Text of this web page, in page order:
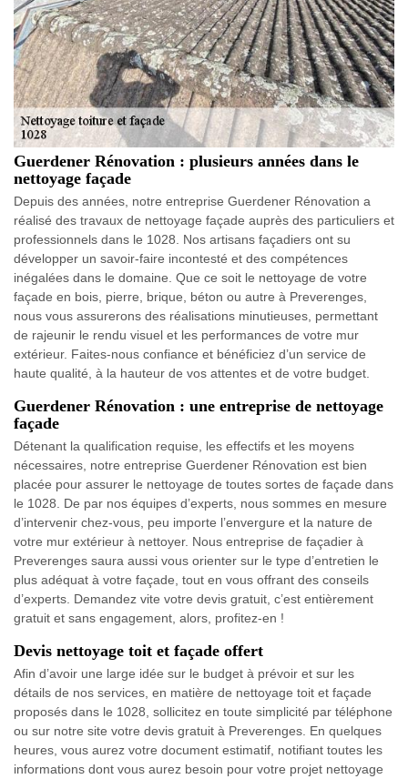
Guerdener Rénovation : plusieurs années dans le
nettoyage façade
Depuis des années, notre entreprise Guerdener Rénovation a
réalisé des travaux de nettoyage façade auprès des particuliers et
professionnels dans le 1028. Nos artisans façadiers ont su
développer un savoir-faire incontesté et des compétences
inégalées dans le domaine. Que ce soit le nettoyage de votre
façade en bois, pierre, brique, béton ou autre à Preverenges,
nous vous assurerons des réalisations minutieuses, permettant
de rajeunir le rendu visuel et les performances de votre mur
extérieur. Faites-nous confiance et bénéficiez d’un service de
haute qualité, à la hauteur de vos attentes et de votre budget.
Guerdener Rénovation : une entreprise de nettoyage
façade
Détenant la qualification requise, les effectifs et les moyens
nécessaires, notre entreprise Guerdener Rénovation est bien
placée pour assurer le nettoyage de toutes sortes de façade dans
le 1028. De par nos équipes d’experts, nous sommes en mesure
d’intervenir chez-vous, peu importe l’envergure et la nature de
votre mur extérieur à nettoyer. Nous entreprise de façadier à
Preverenges saura aussi vous orienter sur le type d’entretien le
plus adéquat à votre façade, tout en vous offrant des conseils
d’experts. Demandez vite votre devis gratuit, c’est entièrement
gratuit et sans engagement, alors, profitez-en !
Devis nettoyage toit et façade offert
Afin d’avoir une large idée sur le budget à prévoir et sur les
détails de nos services, en matière de nettoyage toit et façade
proposés dans le 1028, sollicitez en toute simplicité par téléphone
ou sur notre site votre devis gratuit à Preverenges. En quelques
heures, vous aurez votre document estimatif, notifiant toutes les
informations dont vous aurez besoin pour votre projet nettoyage